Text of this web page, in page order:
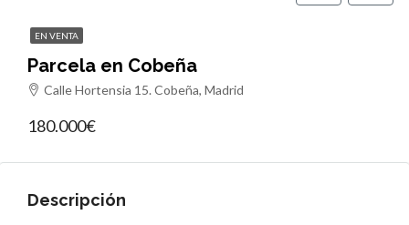
EN VENTA
Parcela en Cobeña
Calle Hortensia 15. Cobeña, Madrid
180.000€
Descripción